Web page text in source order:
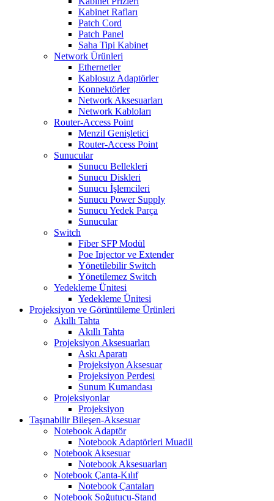
Kabinet Rafları
Patch Cord
Patch Panel
Saha Tipi Kabinet
Network Ürünleri
Ethernetler
Kablosuz Adaptörler
Konnektörler
Network Aksesuarları
Network Kabloları
Router-Access Point
Menzil Genişletici
Router-Access Point
Sunucular
Sunucu Bellekleri
Sunucu Diskleri
Sunucu İşlemcileri
Sunucu Power Supply
Sunucu Yedek Parça
Sunucular
Switch
Fiber SFP Modül
Poe Injector ve Extender
Yönetilebilir Switch
Yönetilemez Switch
Yedekleme Ünitesi
Yedekleme Ünitesi
Projeksiyon ve Görüntüleme Ürünleri
Akıllı Tahta
Akıllı Tahta
Projeksiyon Aksesuarları
Askı Aparatı
Projeksiyon Aksesuar
Projeksiyon Perdesi
Sunum Kumandası
Projeksiyonlar
Projeksiyon
Taşınabilir Bileşen-Aksesuar
Notebook Adaptör
Notebook Adaptörleri Muadil
Notebook Aksesuar
Notebook Aksesuarları
Notebook Çanta-Kılıf
Notebook Çantaları
Notebook Soğutucu-Stand